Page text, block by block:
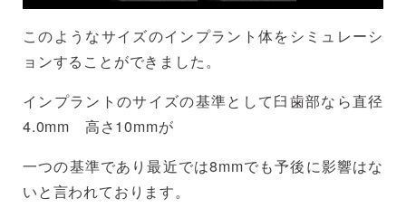
このようなサイズのインプラント体をシミュレーシ
ョンすることができました。
インプラントのサイズの基準として臼歯部なら直径
4.0mm 高さ10mmが
一つの基準であり最近では8mmでも予後に影響はな
いと言われております。